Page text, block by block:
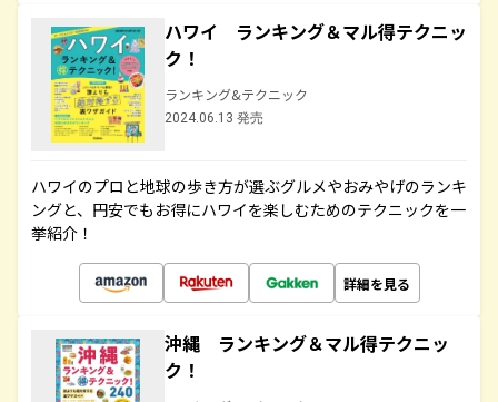
ハワイ ランキング＆マル得テクニッ
ク！
ランキング&テクニック
2024.06.13 発売
ハワイのプロと地球の歩き方が選ぶグルメやおみやげのランキ
ングと、円安でもお得にハワイを楽しむためのテクニックを一
挙紹介！
詳細を見る
沖縄 ランキング＆マル得テクニッ
ク！